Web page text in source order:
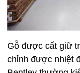
Gỗ được cất giữ
chỉnh được nhiệt